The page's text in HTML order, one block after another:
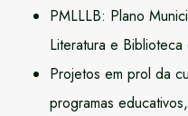
PMLLLB: Plano
Literatura e
Projetos em prol da
programas